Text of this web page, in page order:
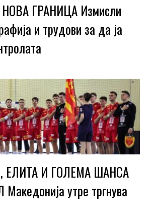
ГРАНИЦА Измисли
и трудови за да ја
ЕЛИТА И ГОЛЕМА ШАНСА
утре тргнува